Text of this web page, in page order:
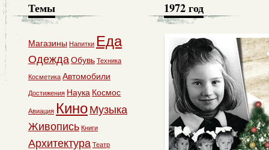
1972 год
Темы
Магазины Напитки Еда
ОдеждаОбувь Техника
Косметика Автомобили
Достижения Наука Космос
Авиация Кино Музыка
Живопись Книги
Архитектура Театр